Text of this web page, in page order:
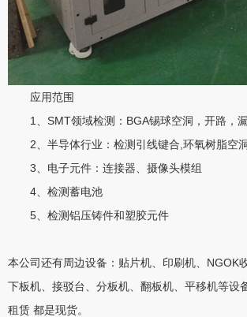
应用范围
1、SMT领域检测：BGA锡球空洞，开路，
2、半导体行业：检测引线键合,环氧树脂空
3、电子元件：连接器、摄像头模组
4、检测蓄电池
5、检测铝压铸件和塑胶元件
本公司还有周边设备：贴片机、印刷机、NGOK
下板机、接驳台、分板机、翻板机、平移机等设
租赁 都是现货。